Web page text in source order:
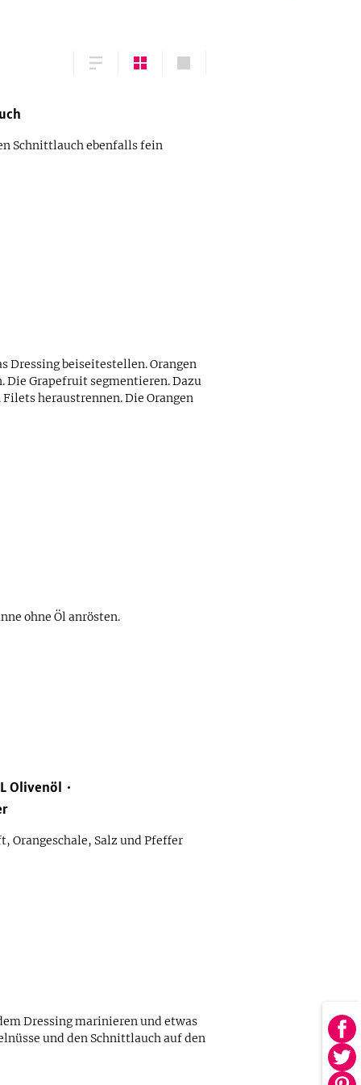
Schnittlauch ebenfalls fein
Dressing beiseitestellen. Orangen
Die Grapefruit segmentieren. Dazu
heraustrennen. Die Orangen
ohne Öl anrösten.
Olivenöl
Orangeschale, Salz und Pfeffer
Dressing marinieren und etwas
und den Schnittlauch auf den